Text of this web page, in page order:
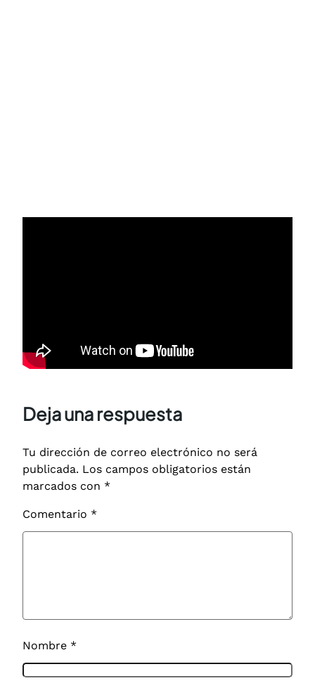
Deja una respuesta
Tu dirección de correo electrónico no será
publicada. Los campos obligatorios están
marcados con *
Comentario *
Nombre *